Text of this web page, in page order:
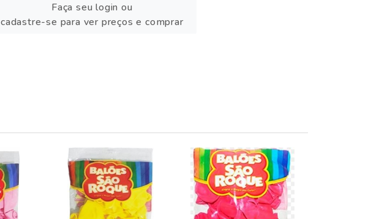
Faça seu login ou
cadastre-se para ver preços e comprar